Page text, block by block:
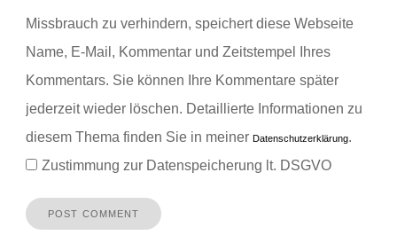
Missbrauch zu verhindern, speichert diese Webseite
Name, E-Mail, Kommentar und Zeitstempel Ihres
Kommentars. Sie können Ihre Kommentare später
jederzeit wieder löschen. Detaillierte Informationen zu
diesem Thema finden Sie in meiner Datenschutzerklärung.
Zustimmung zur Datenspeicherung lt. DSGVO